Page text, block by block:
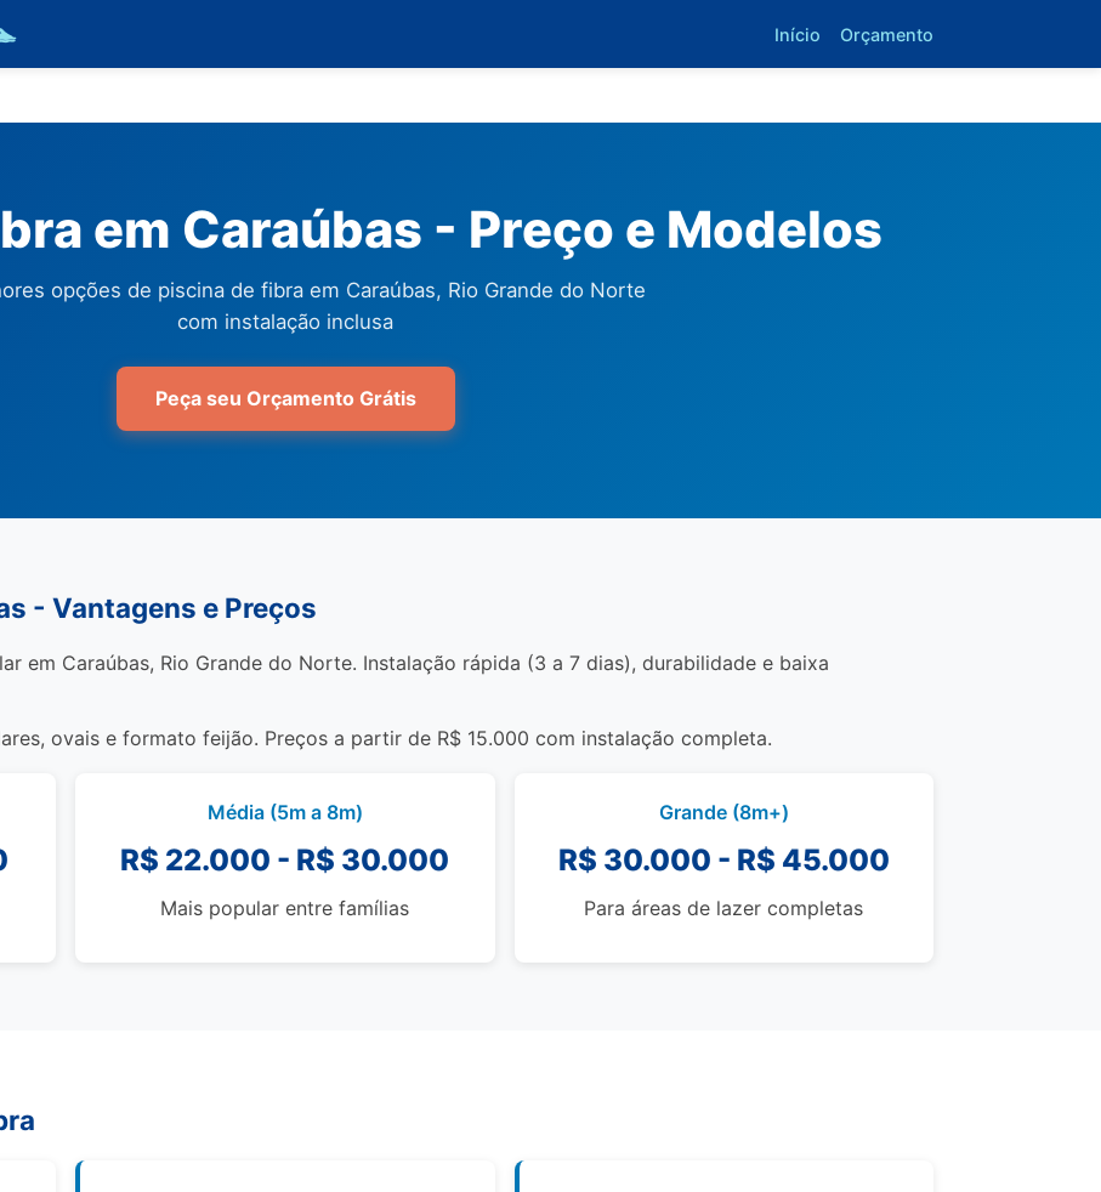
Início Orçamento
em Caraúbas - Preço e Modelos
opções de piscina de fibra em Caraúbas, Rio Grande do Norte
com instalação inclusa
Peça seu Orçamento Grátis
- Vantagens e Preços
em Caraúbas, Rio Grande do Norte. Instalação rápida (3 a 7 dias), durabilidade e baixa
ovais e formato feijão. Preços a partir de R$ 15.000 com instalação completa.
Média (5m a 8m)
R$ 22.000 - R$ 30.000
Mais popular entre famílias
Grande (8m+)
R$ 30.000 - R$ 45.000
Para áreas de lazer completas